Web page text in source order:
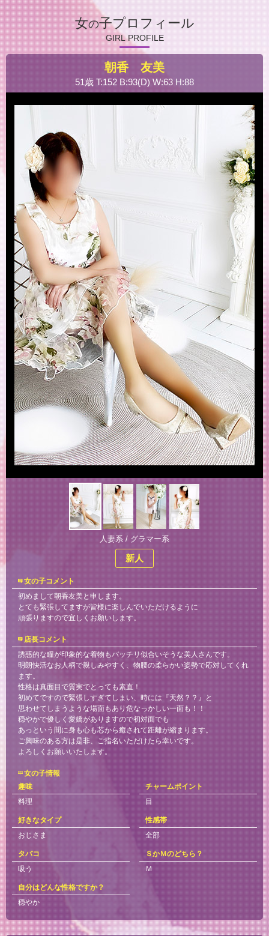
女の子プロフィール
GIRL PROFILE
朝香 友美
51歳 T:152 B:93(D) W:63 H:88
人妻系 / グラマー系
新人
女の子コメント
初めまして朝香友美と申します。
とても緊張してますが皆様に楽しんでいただけるように
頑張りますので宜しくお願いします。
店長コメント
誘惑的な瞳が印象的な着物もバッチリ似合いそうな美人さんです。
明朗快活なお人柄で親しみやすく、物腰の柔らかい姿勢で応対してくれ
ます。
性格は真面目で質実でとっても素直！
初めてですので緊張しすぎてしまい、時には『天然？？』と
思わせてしまうような場面もあり危なっかしい一面も！！
穏やかで優しく愛嬌がありますので初対面でも
あっという間に身も心も芯から癒されて距離が縮まります。
ご興味のある方は是非、ご指名いただけたら幸いです。
よろしくお願いいたします。
女の子情報
趣味
料理
チャームポイント
目
好きなタイプ
おじさま
性感帯
全部
タバコ
吸う
ＳかＭのどちら？
Ｍ
自分はどんな性格ですか？
穏やか